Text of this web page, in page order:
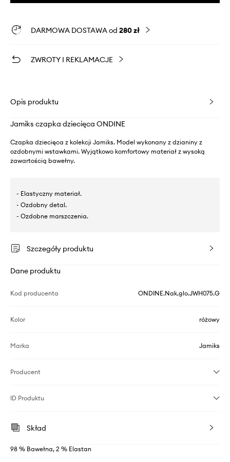
DARMOWA DOSTAWA od 280 zł
ZWROTY I REKLAMACJE
Opis produktu
Jamiks czapka dziecięca ONDINE
Czapka dziecięca z kolekcji Jamiks. Model wykonany z dzianiny z
ozdobnymi wstawkami. Wyjątkowo komfortowy materiał z wysoką
zawartością bawełny.
- Elastyczny materiał.
- Ozdobny detal.
- Ozdobne marszczenia.
Szczegóły produktu
Dane produktu
Kod producenta ONDINE.Nak.glo.JWH075.G
Kolor różowy
Marka Jamiks
Producent
ID Produktu
Skład
98 % Bawełna, 2 % Elastan